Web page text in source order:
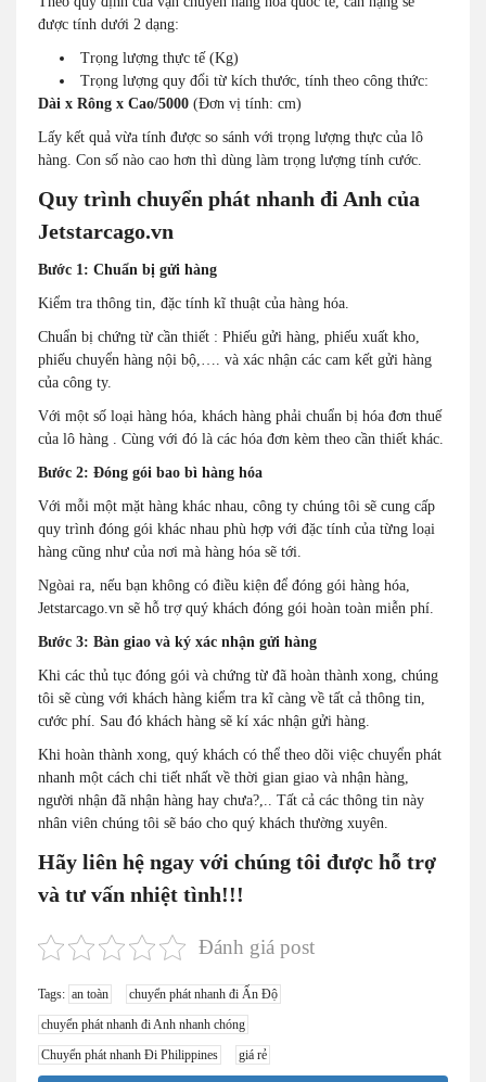
được tính dưới 2 dạng:
Trọng lượng thực tế (Kg)
Trọng lượng quy đổi từ kích thước, tính theo công thức:
Dài x Rông x Cao/5000 (Đơn vị tính: cm)
Lấy kết quả vừa tính được so sánh với trọng lượng thực của lô
hàng. Con số nào cao hơn thì dùng làm trọng lượng tính cước.
Quy trình chuyển phát nhanh đi Anh của
Jetstarcago.vn
Bước 1: Chuẩn bị gửi hàng
Kiểm tra thông tin, đặc tính kĩ thuật của hàng hóa.
Chuẩn bị chứng từ cần thiết : Phiếu gửi hàng, phiếu xuất kho,
phiếu chuyển hàng nội bộ,…. và xác nhận các cam kết gửi hàng
của công ty.
Với một số loại hàng hóa, khách hàng phải chuẩn bị hóa đơn thuế
của lô hàng . Cùng với đó là các hóa đơn kèm theo cần thiết khác.
Bước 2: Đóng gói bao bì hàng hóa
Với mỗi một mặt hàng khác nhau, công ty chúng tôi sẽ cung cấp
quy trình đóng gói khác nhau phù hợp với đặc tính của từng loại
hàng cũng như của nơi mà hàng hóa sẽ tới.
Ngòai ra, nếu bạn không có điều kiện để đóng gói hàng hóa,
Jetstarcago.vn sẽ hỗ trợ quý khách đóng gói hoàn toàn miễn phí.
Bước 3: Bàn giao và ký xác nhận gửi hàng
Khi các thủ tục đóng gói và chứng từ đã hoàn thành xong, chúng
tôi sẽ cùng với khách hàng kiểm tra kĩ càng về tất cả thông tin,
cước phí. Sau đó khách hàng sẽ kí xác nhận gửi hàng.
Khi hoàn thành xong, quý khách có thể theo dõi việc chuyển phát
nhanh một cách chi tiết nhất về thời gian giao và nhận hàng,
người nhận đã nhận hàng hay chưa?,.. Tất cả các thông tin này
nhân viên chúng tôi sẽ báo cho quý khách thường xuyên.
Hãy liên hệ ngay với chúng tôi được hỗ trợ
và tư vấn nhiệt tình!!!
Đánh giá post
Tags: an toàn
chuyển phát nhanh đi Ấn Độ
chuyển phát nhanh đi Anh nhanh chóng
Chuyển phát nhanh Đi Philippines
giá rẻ